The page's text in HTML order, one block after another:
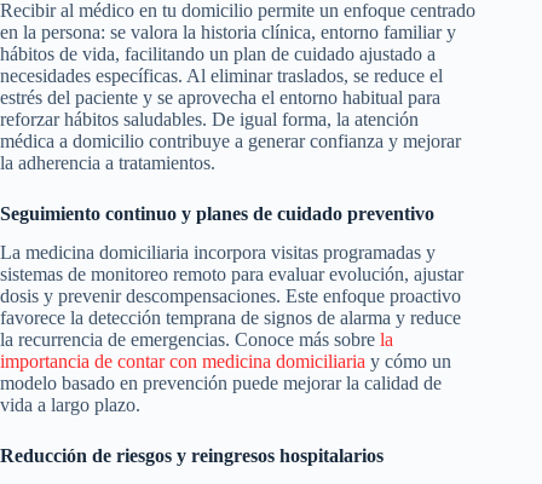
Recibir al médico en tu domicilio permite un enfoque centrado
en la persona: se valora la historia clínica, entorno familiar y
hábitos de vida, facilitando un plan de cuidado ajustado a
necesidades específicas. Al eliminar traslados, se reduce el
estrés del paciente y se aprovecha el entorno habitual para
reforzar hábitos saludables. De igual forma, la atención
médica a domicilio contribuye a generar confianza y mejorar
la adherencia a tratamientos.
Seguimiento continuo y planes de cuidado preventivo
La medicina domiciliaria incorpora visitas programadas y
sistemas de monitoreo remoto para evaluar evolución, ajustar
dosis y prevenir descompensaciones. Este enfoque proactivo
favorece la detección temprana de signos de alarma y reduce
la recurrencia de emergencias. Conoce más sobre la
importancia de contar con medicina domiciliaria y cómo un
modelo basado en prevención puede mejorar la calidad de
vida a largo plazo.
Reducción de riesgos y reingresos hospitalarios